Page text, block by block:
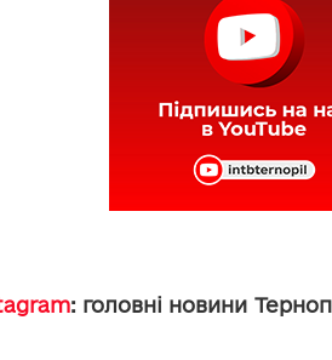
: головні новини